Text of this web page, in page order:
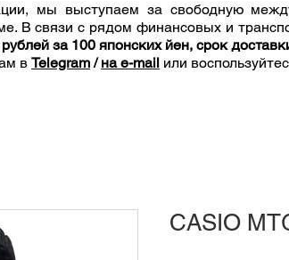
мы выступаем за свободную
В связи с рядом финансовых и
за 100 японских йен, срок
в Telegram/на e-mail или
CASIO